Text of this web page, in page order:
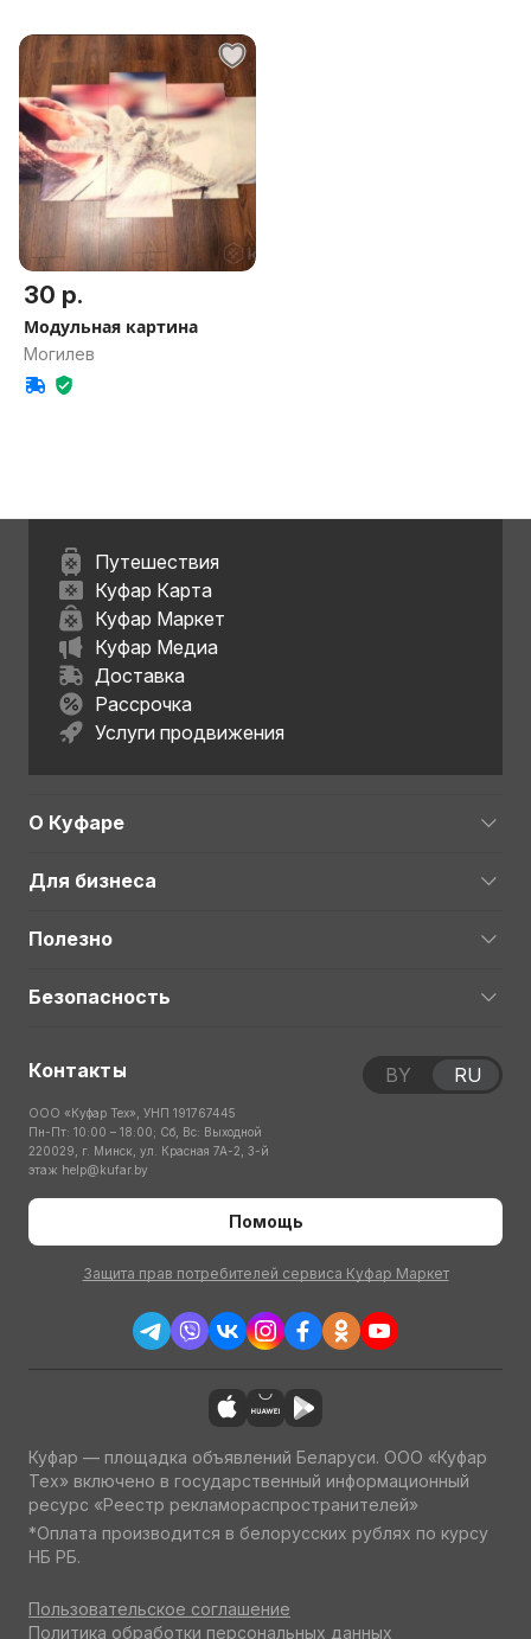
30 р.
Модульная картина
Могилев
Путешествия
Куфар Карта
Куфар Маркет
Куфар Медиа
Доставка
Рассрочка
Услуги продвижения
О Куфаре
Для бизнеса
Полезно
Безопасность
Контакты
ООО «Куфар Тех», УНП 191767445
Пн-Пт: 10:00 – 18:00; Сб, Вс: Выходной
220029, г. Минск, ул. Красная 7А-2, 3-й
этаж help@kufar.by
Помощь
Защита прав потребителей сервиса Куфар Маркет
BY RU
Куфар — площадка объявлений Беларуси. ООО «Куфар
Тех» включено в государственный информационный
ресурс «Реестр рекламораспространителей»
*Оплата производится в белорусских рублях по курсу
НБ РБ.
Пользовательское соглашение
Политика обработки персональных данных